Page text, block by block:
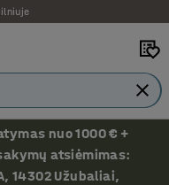
nuo 1000 € +
atsiėmimas:
14302 Užubaliai,